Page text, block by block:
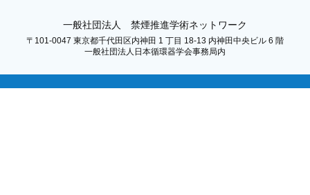
一般社団法人 禁煙推進学術ネットワーク
〒101-0047 東京都千代田区内神田 1 丁目 18-13 内神田中央ビル 6 階
一般社団法人日本循環器学会事務局内